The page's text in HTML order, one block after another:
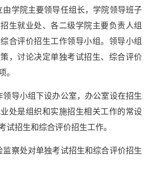
由学院主要领导任组长，学院领导班子
生就业处、各二级学院主要负责人组
合评价招生工作领导小组。领导小组
，讨论决定单独考试招生、综合评价
。
领导小组下设办公室，办公室设在招生
处是组织和实施招生相关工作的常设
试招生和综合评价招生工作。
监察处对单独考试招生和综合评价招生